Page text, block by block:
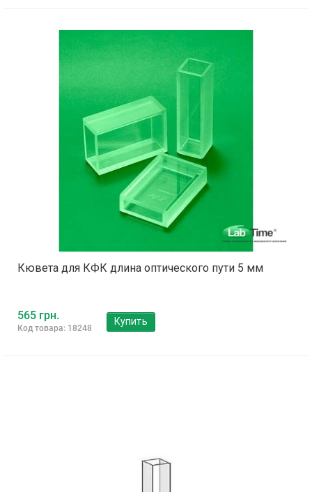
Кювета для КФК длина оптического пути 5 мм
565 грн.
Код товара: 18248
Купить